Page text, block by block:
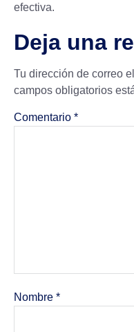
efectiva.
Deja una
Tu dirección de correo
campos obligatorios
Comentario *
Nombre *